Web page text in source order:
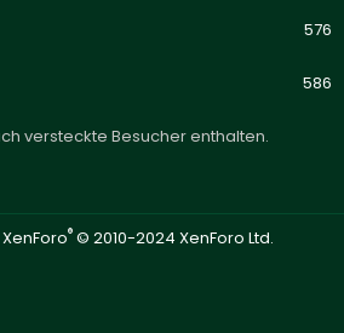
576
586
versteckte Besucher enthalten.
® © 2010-2024 XenForo Ltd.